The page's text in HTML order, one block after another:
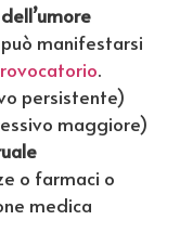
manifestarsi
.
persistente)
maggiore)
o farmaci o
medica